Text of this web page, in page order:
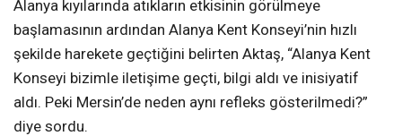
Alanya kıyılarında atıkların etkisinin görülmeye
başlamasının ardından Alanya Kent Konseyi’nin hızlı
şekilde harekete geçtiğini belirten Aktaş, “Alanya Kent
Konseyi bizimle iletişime geçti, bilgi aldı ve inisiyatif
aldı. Peki Mersin’de neden aynı refleks gösterilmedi?”
diye sordu.